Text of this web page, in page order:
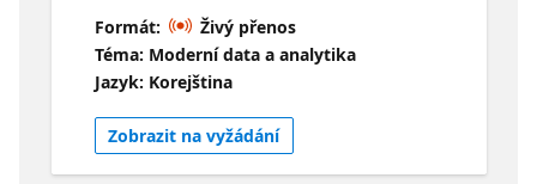
Databricks의 특징과 핵심 기술에 대해 알아봅니
다. 그리고 hands-on 세션을 통해, 데이터 처리
를 위한 파이프라인을 직접 만들고 배포할 수 있
습니다. Azure Databricks에서 이루어지는 원시
데이터 수집부터, 데이터 전처리 및 분석까지의
전 과정을 여기에서 확인해 보세요! 이제는 Azure
Databricks를 활용하여, 데이터를 기반으로 의미
Formát:
Živý přenos
Téma: Moderní data a analytika
Jazyk: Korejština
Zobrazit na vyžádání